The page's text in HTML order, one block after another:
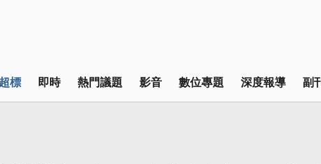
標 即時 熱門議題 影音 數位專題 深度報導 副